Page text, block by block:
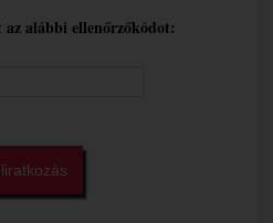
alábbi ellenőrzőkódot: